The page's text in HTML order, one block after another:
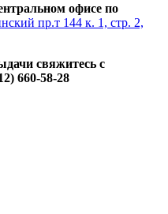
офисе по
пр.т 144 к. 1, стр. 2,
свяжитесь с
660-58-28